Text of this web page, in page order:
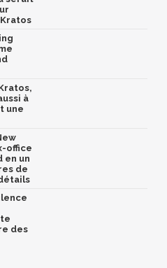
à
une
office
en un
de
des